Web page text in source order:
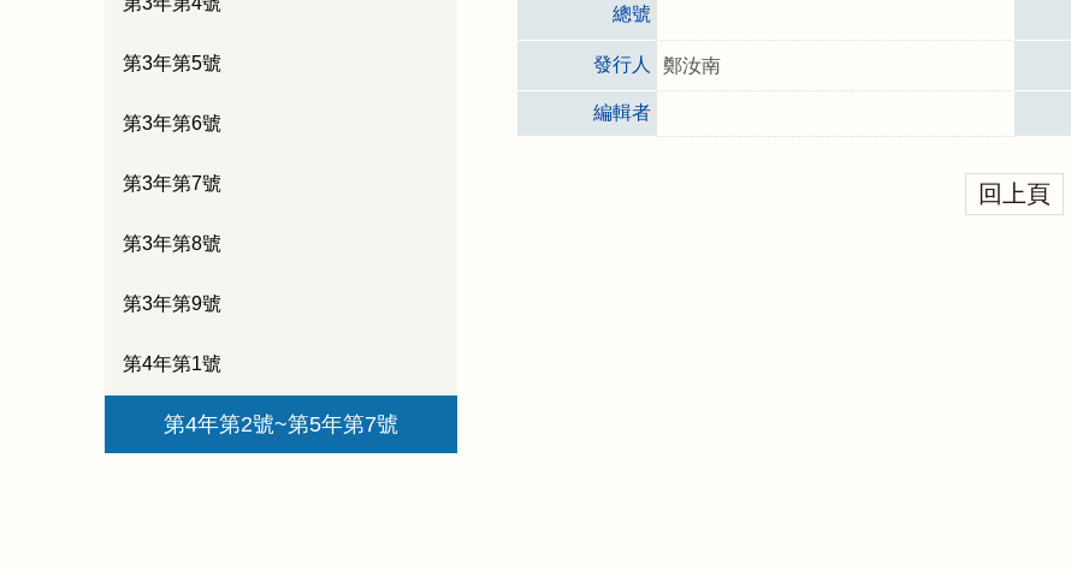
第3年第5號
第3年第6號
第3年第7號
第3年第8號
第3年第9號
第4年第1號
第4年第2號~第5年第7號
總號
發行人 鄭汝南
編輯者
回上頁